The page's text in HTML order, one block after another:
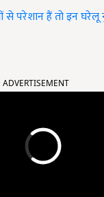
से परेशान हैं तो इन घरेलू
ADVERTISEMENT